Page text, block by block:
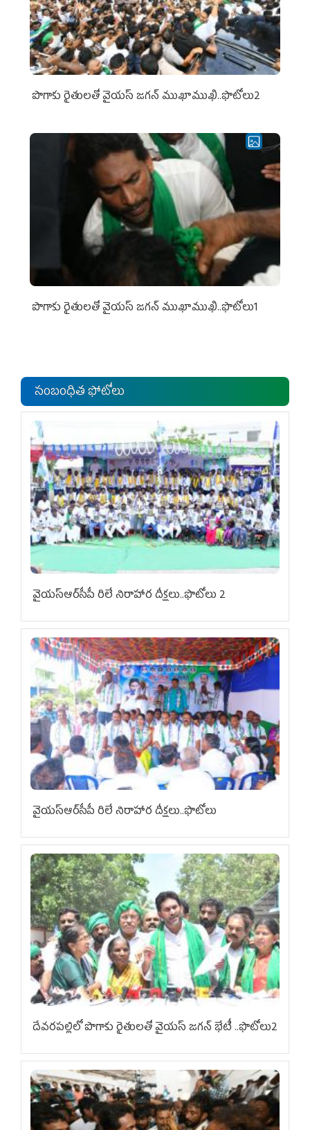
పొగాకు రైతుల‌తో వైయ‌స్ జ‌గ‌న్ ముఖాముఖి..ఫొటోలు2
పొగాకు రైతుల‌తో వైయ‌స్ జ‌గ‌న్ ముఖాముఖి..ఫొటోలు1
సంబంధిత ఫోటోలు
వైయ‌స్ఆర్‌సీపీ రిలే నిరాహార దీక్షలు..ఫొటోలు 2
వైయ‌స్ఆర్‌సీపీ రిలే నిరాహార దీక్షలు..ఫొటోలు
దేవరపల్లిలో పొగాకు రైతులతో వైయస్ జగన్ భేటీ ..ఫొటోలు2